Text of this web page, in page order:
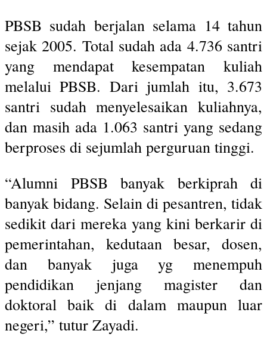
PBSB sudah berjalan selama 14 tahun
sejak 2005. Total sudah ada 4.736 santri
yang mendapat kesempatan kuliah
melalui PBSB. Dari jumlah itu, 3.673
santri sudah menyelesaikan kuliahnya,
dan masih ada 1.063 santri yang sedang
berproses di sejumlah perguruan tinggi.
“Alumni PBSB banyak berkiprah di
banyak bidang. Selain di pesantren, tidak
sedikit dari mereka yang kini berkarir di
pemerintahan, kedutaan besar, dosen,
dan banyak juga yg menempuh
pendidikan jenjang magister dan
doktoral baik di dalam maupun luar
negeri,” tutur Zayadi.